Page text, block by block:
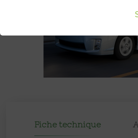
Fiche technique